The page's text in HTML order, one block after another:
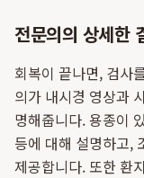
전문의의 상세한
회복이 끝나면, 검사
의가 내시경 영상과
명해줍니다. 용종이
등에 대해 설명하고,
제공합니다. 또한 환